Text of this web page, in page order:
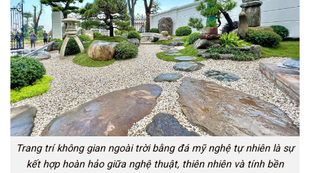
Trang trí không gian ngoài trời bằng đá mỹ nghệ tự nhiên là sự
kết hợp hoàn hảo giữa nghệ thuật, thiên nhiên và tính bền